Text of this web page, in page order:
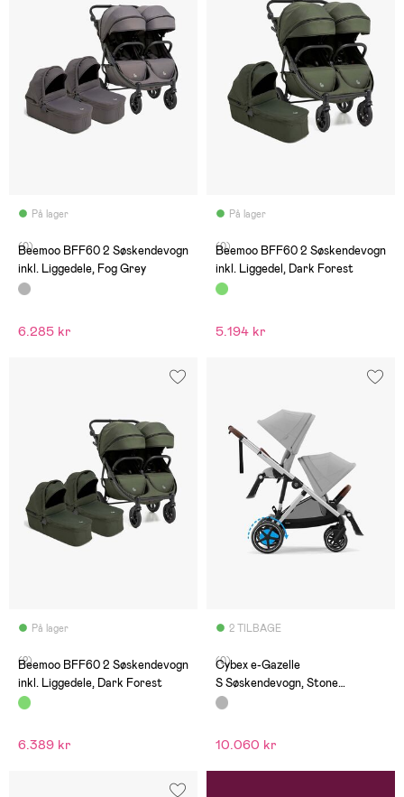
På lager
(0)
Beemoo BFF60 2 Søskendevogn
inkl. Liggedele, Fog Grey
6.285 kr
På lager
(0)
Beemoo BFF60 2 Søskendevogn
inkl. Liggedel, Dark Forest
5.194 kr
På lager
(2)
Beemoo BFF60 2 Søskendevogn
inkl. Liggedele, Dark Forest
6.389 kr
2 TILBAGE
(0)
Cybex e-Gazelle
S Søskendevogn, Stone
Grey/Silver
10.060 kr